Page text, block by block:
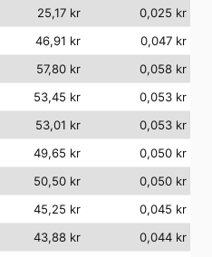
25,17 kr
0,025 kr
46,91 kr
0,047 kr
57,80 kr
0,058 kr
53,45 kr
0,053 kr
53,01 kr
0,053 kr
49,65 kr
0,050 kr
50,50 kr
0,050 kr
45,25 kr
0,045 kr
43,88 kr
0,044 kr